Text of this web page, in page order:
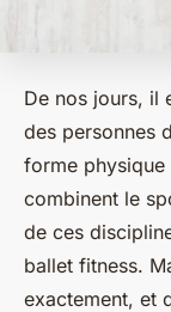
De nos jours, il
des personnes
forme
combinent le
de ces
ballet fitness.
exactement, et